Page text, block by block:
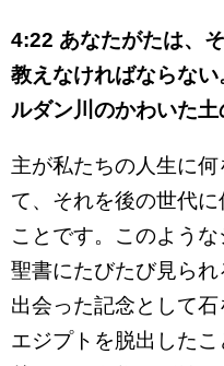
4:22 あなたがたは、
教えなければならな
ルダン川のかわいた土
主が私たちの人生に
て、それを後の世代
ことです。このような
聖書にたびたび見ら
出会った記念として石
エジプトを脱出した